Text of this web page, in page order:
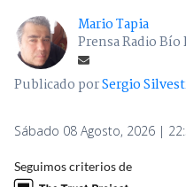
Mario Tapia
Prensa Radio
Publicado porSergio
Sábado 08 Agosto, 2026 |
Seguimos criterios de